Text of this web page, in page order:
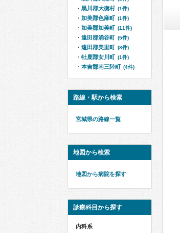
黒川郡大衡村 (1件)
加美郡色麻町 (1件)
加美郡加美町 (11件)
遠田郡涌谷町 (5件)
遠田郡美里町 (8件)
牡鹿郡女川町 (1件)
本吉郡南三陸町 (4件)
路線・駅から検索
宮城県の路線一覧
地図から検索
地図から病院を探す
診療科目から探す
内科系